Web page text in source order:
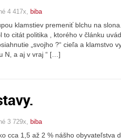
4 417x, biba
klamstiev premeniť blchu na
to citát politika , ktorého v článku
„svojho ?“ cieľa a klamstvo
N, a aj v vraj “ […]
3 729x, biba
cca 1,5 až 2 % nášho obyvateľstva